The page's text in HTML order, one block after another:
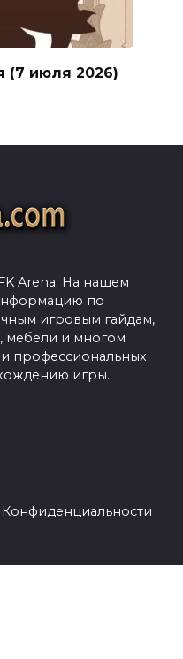
(7 июля 2026)
Arena. На нашем
по
игровым гайдам,
мебели и многом
профессиональных
игры.